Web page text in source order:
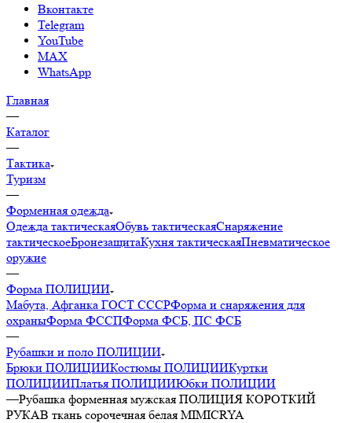
Вконтакте
Telegram
YouTube
MAX
WhatsApp
Главная
—
Каталог
—
Тактика
Туризм
—
Форменная одежда
Одежда тактическаяОбувь тактическаяСнаряжение
тактическоеБронезащитаКухня тактическаяПневматическое
оружие
—
Форма ПОЛИЦИИ
Мабута, Афганка ГОСТ СССРФорма и снаряжения для
охраныФорма ФССПФорма ФСБ, ПС ФСБ
—
Рубашки и поло ПОЛИЦИИ
Брюки ПОЛИЦИИКостюмы ПОЛИЦИИКуртки
ПОЛИЦИИПлатья ПОЛИЦИИЮбки ПОЛИЦИИ
—Рубашка форменная мужская ПОЛИЦИЯ КОРОТКИЙ
РУКАВ ткань сорочечная белая MIMICRYA